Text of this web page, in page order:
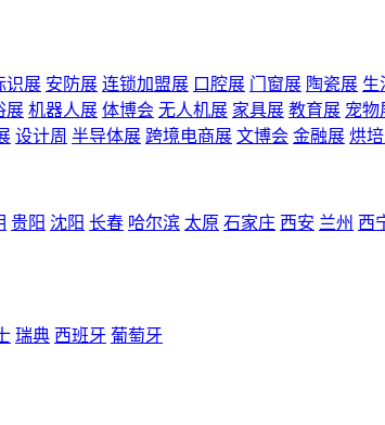
识展 安防展 连锁加盟展 口腔展 门窗展 陶瓷展 生
展 机器人展 体博会 无人机展 家具展 教育展 宠物
设计周 半导体展 跨境电商展 文博会 金融展 烘
贵阳 沈阳 长春 哈尔滨 太原 石家庄 西安 兰州 西
瑞典 西班牙 葡萄牙